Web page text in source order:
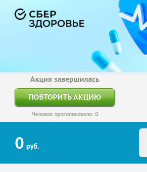
Акция завершилась
ПОВТОРИТЬ АКЦИЮ
Человек проголосовало: 0
0 руб.